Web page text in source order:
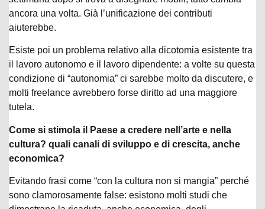
ancora una volta. Già l’unificazione dei contributi
aiuterebbe.
Esiste poi un problema relativo alla dicotomia esistente tra
il lavoro autonomo e il lavoro dipendente: a volte su questa
condizione di “autonomia” ci sarebbe molto da discutere, e
molti freelance avrebbero forse diritto ad una maggiore
tutela.
Come si stimola il Paese a credere nell’arte e nella
cultura? quali canali di sviluppo e di crescita, anche
economica?
Evitando frasi come “con la cultura non si mangia” perché
sono clamorosamente false: esistono molti studi che